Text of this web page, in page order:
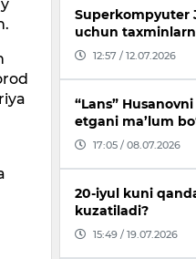
Superkompyuter
uchun
12:57 / 12.07.2026
“Lans”
etgani ma’lum
17:05 / 08.07.2026
20-iyul kuni
kuzatiladi?
15:49 / 19.07.2026